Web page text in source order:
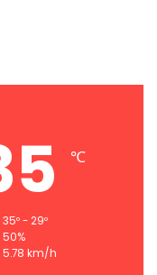
℃
35º - 29º
50%
5.78 km/h